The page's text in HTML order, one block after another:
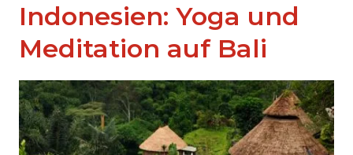
Indonesien: Yoga und
Meditation auf Bali